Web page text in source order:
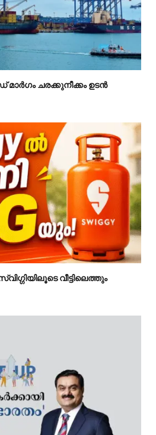
ചരക്കുനീക്കം ഉടൻ
വീട്ടിലെത്തും